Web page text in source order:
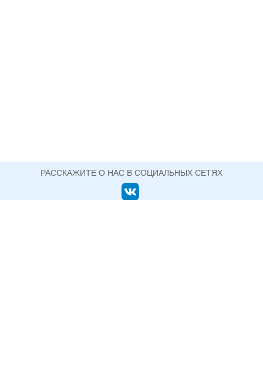
РАССКАЖИТЕ О НАС В СОЦИАЛЬНЫХ СЕТЯХ